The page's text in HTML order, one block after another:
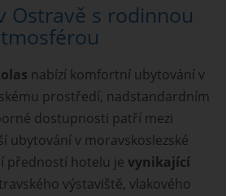
Ostravě s rodinnou
nabízí komfortní ubytování v
prostředí, nadstandardním
dostupnosti patří mezi
ubytování v moravskoslezské
předností hotelu je vynikající
výstaviště, vlakového